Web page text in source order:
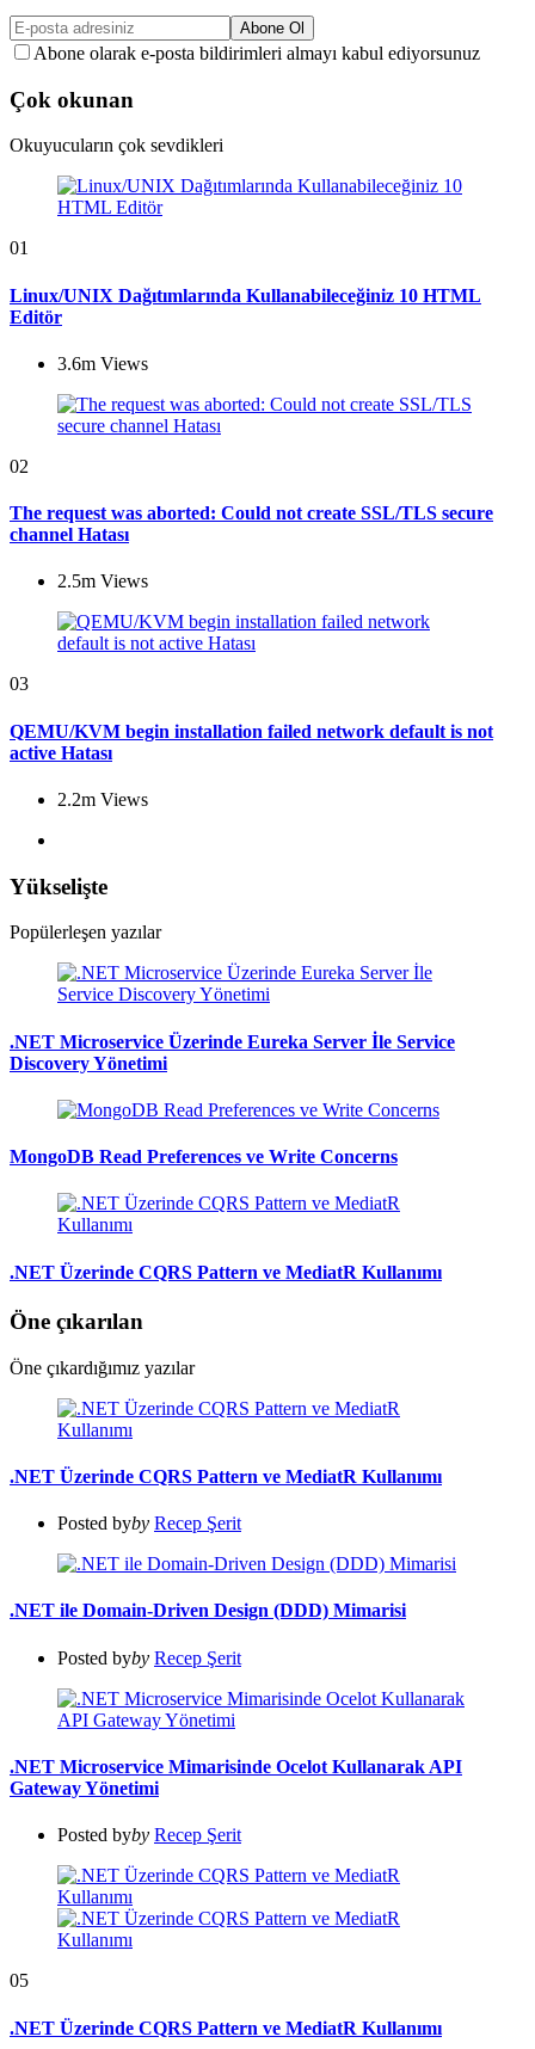
Abone Ol
Abone olarak e-posta bildirimleri almayı kabul ediyorsunuz
Çok okunan
Okuyucuların çok sevdikleri
01
Linux/UNIX Dağıtımlarında Kullanabileceğiniz 10 HTML
Editör
3.6m Views
02
The request was aborted: Could not create SSL/TLS secure
channel Hatası
2.5m Views
03
QEMU/KVM begin installation failed network default is not
active Hatası
2.2m Views
Yükselişte
Popülerleşen yazılar
.NET Microservice Üzerinde Eureka Server İle Service
Discovery Yönetimi
MongoDB Read Preferences ve Write Concerns
.NET Üzerinde CQRS Pattern ve MediatR Kullanımı
Öne çıkarılan
Öne çıkardığımız yazılar
.NET Üzerinde CQRS Pattern ve MediatR Kullanımı
Posted byby Recep Şerit
.NET ile Domain-Driven Design (DDD) Mimarisi
Posted byby Recep Şerit
.NET Microservice Mimarisinde Ocelot Kullanarak API
Gateway Yönetimi
Posted byby Recep Şerit
05
.NET Üzerinde CQRS Pattern ve MediatR Kullanımı